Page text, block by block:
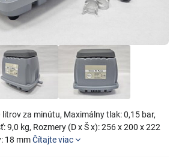
za minútu, Maximálny tlak: 0,15 bar,
9,0 kg, Rozmery (D x Š x): 256 x 200 x 222
18 mmČítajte viac